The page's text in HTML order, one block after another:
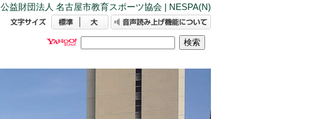
公益財団法人 名古屋市教育スポーツ協会 | NESPA(N)